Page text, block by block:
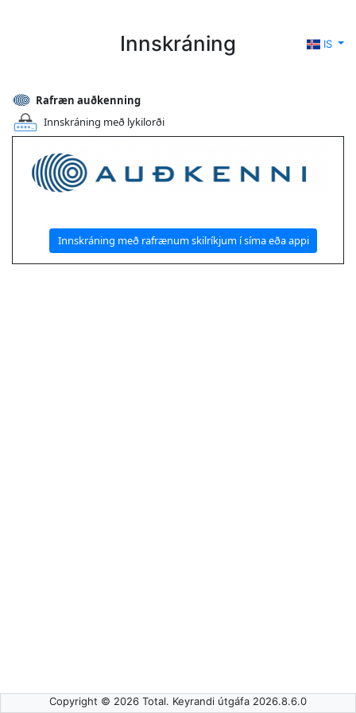
IS
Innskráning
Rafræn auðkenning
Innskráning með lykilorði
Innskráning með rafrænum skilríkjum í síma eða appi
Copyright © 2026 Total. Keyrandi útgáfa 2026.8.6.0